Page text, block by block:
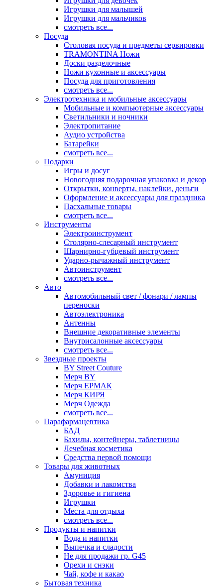
Игрушки для малышей
Игрушки для мальчиков
смотреть все...
Посуда
Столовая посуда и предметы сервировки
TRAMONTINA Ножи
Доски разделочные
Ножи кухонные и аксессуары
Посуда для приготовления
смотреть все...
Электротехника и мобильные аксессуары
Мобильные и компьютерные аксессуары
Светильники и ночники
Электропитание
Аудио устройства
Батарейки
смотреть все...
Подарки
Игры и досуг
Новогодняя подарочная упаковка и декор
Открытки, конверты, наклейки, деньги
Оформление и аксессуары для праздника
Пасхальные товары
смотреть все...
Инструменты
Электроинструмент
Столярно-слесарный инструмент
Шарнирно-губцевый инструмент
Ударно-рычажный инструмент
Автоинструмент
смотреть все...
Авто
Автомобильный свет / фонари / лампы
переноски
Автоэлектроника
Антенны
Внешние декоративные элементы
Внутрисалонные аксессуары
смотреть все...
Звездные проекты
BY Street Couture
Мерч BY
Мерч ЕРМАК
Мерч КИРЯ
Мерч Одежда
смотреть все...
Парафармацевтика
БАД
Бахилы, контейнеры, таблетницы
Лечебная косметика
Средства первой помощи
Товары для животных
Амуниция
Добавки и лакомства
Здоровье и гигиена
Игрушки
Места для отдыха
смотреть все...
Продукты и напитки
Вода и напитки
Выпечка и сладости
Не для продажи гр. G45
Орехи и снэки
Чай, кофе и какао
Бытовая техника